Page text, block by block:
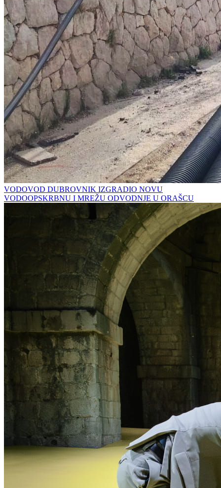
VODOVOD DUBROVNIK IZGRADIO NOVU
VODOOPSKRBNU I MREŽU ODVODNJE U ORAŠCU